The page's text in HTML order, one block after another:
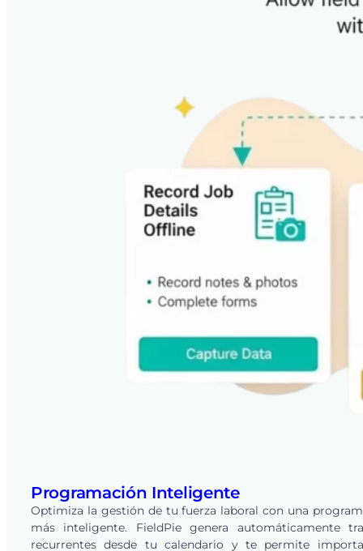
Programación Inteligente
Optimiza la gestión de tu fuerza laboral con una
más inteligente. FieldPie genera automáticamente
recurrentes desde tu calendario y te permite